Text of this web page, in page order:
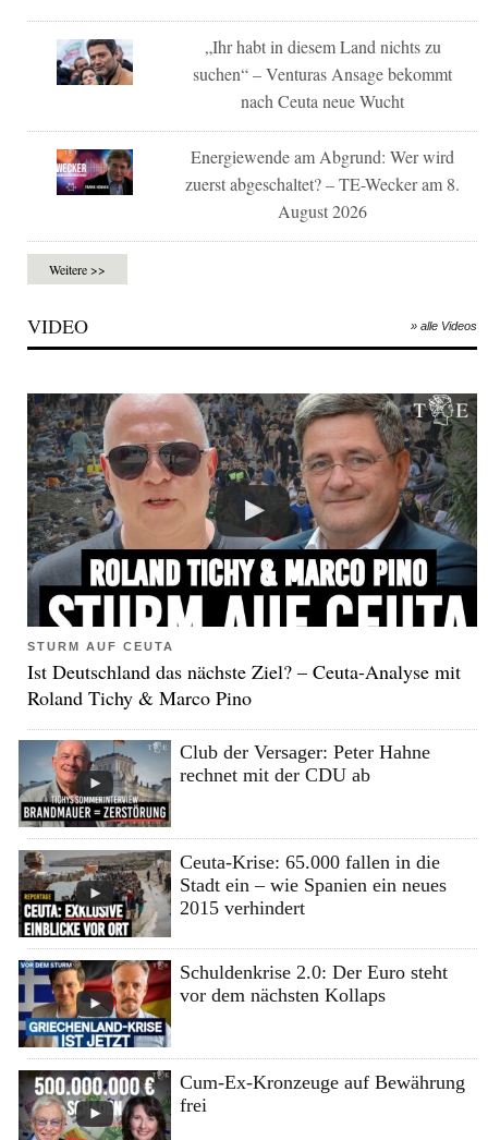
„Ihr habt in diesem Land nichts zu
suchen“ – Venturas Ansage bekommt
nach Ceuta neue Wucht
Energiewende am Abgrund: Wer wird
zuerst abgeschaltet? – TE-Wecker am 8.
August 2026
Weitere >>
VIDEO » alle Videos
STURM AUF CEUTA
Ist Deutschland das nächste Ziel? – Ceuta-Analyse mit
Roland Tichy & Marco Pino
Club der Versager: Peter Hahne
rechnet mit der CDU ab
Ceuta-Krise: 65.000 fallen in die
Stadt ein – wie Spanien ein neues
2015 verhindert
Schuldenkrise 2.0: Der Euro steht
vor dem nächsten Kollaps
Cum-Ex-Kronzeuge auf Bewährung
frei